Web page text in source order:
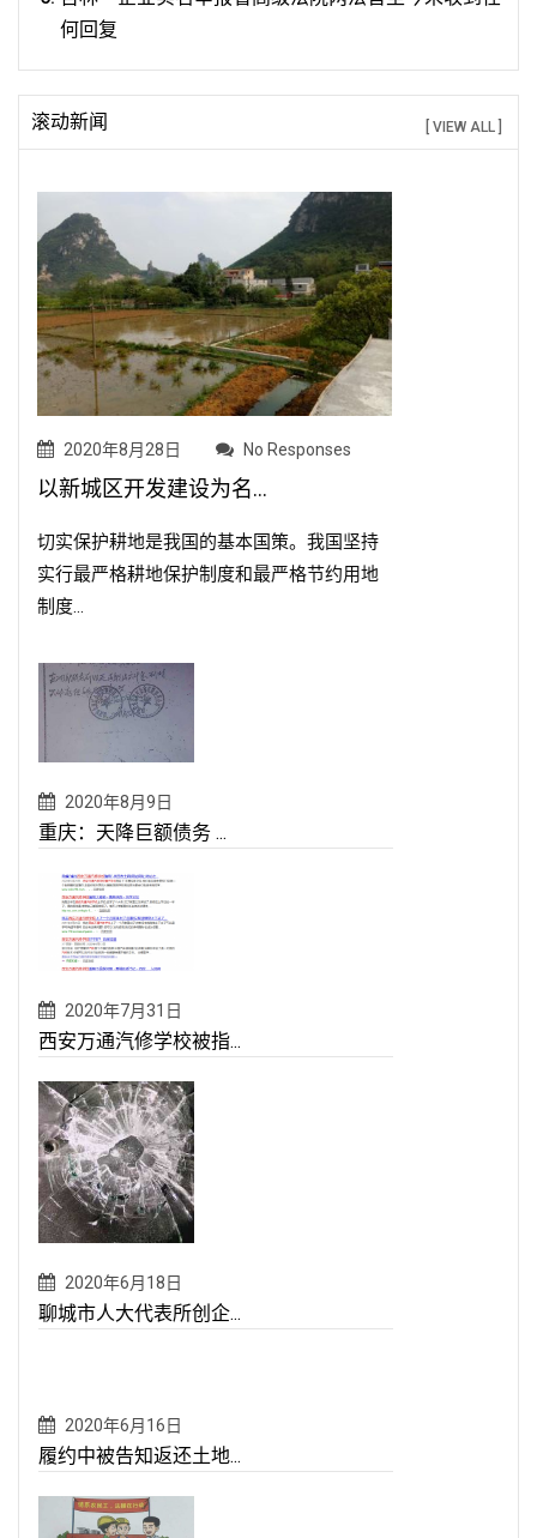
何回复
滚动新闻 [ VIEW ALL ]
2020年8月28日 No Responses
以新城区开发建设为名...
切实保护耕地是我国的基本国策。我国坚持
实行最严格耕地保护制度和最严格节约用地
制度...
2020年8月9日
重庆：天降巨额债务 ...
2020年7月31日
西安万通汽修学校被指...
2020年6月18日
聊城市人大代表所创企...
2020年6月16日
履约中被告知返还土地...